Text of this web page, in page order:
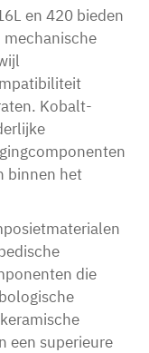
en 420 bieden
Kobalt-
binnen het
die
een superieure